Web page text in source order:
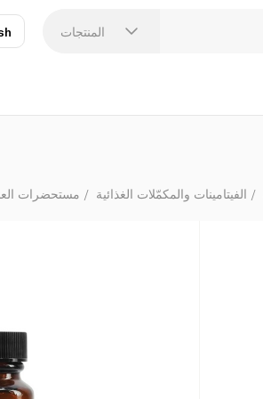
المنتجات
مستحضرات الفيتامينات والمكمّلات الغذائية